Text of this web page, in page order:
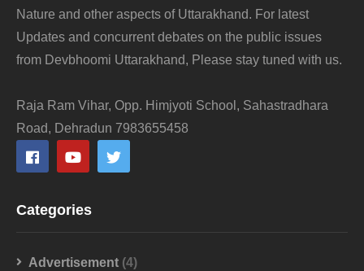
Nature and other aspects of Uttarakhand. For latest
Updates and concurrent debates on the public issues
from Devbhoomi Uttarakhand, Please stay tuned with us.
Raja Ram Vihar, Opp. Himjyoti School, Sahastradhara
Road, Dehradun 7983655458
Categories
Advertisement (4)